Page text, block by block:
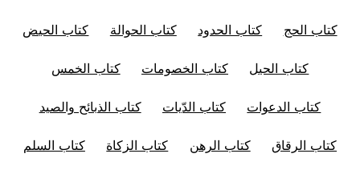
كتاب الحج كتاب الحدود كتاب الحوالة كتاب الحيض
كتاب الحيل كتاب الخصومات كتاب الخمس
كتاب الدعوات كتاب الدّيات كتاب الذبائح والصيد
كتاب الرقاق كتاب الرهن كتاب الزكاة كتاب السلم